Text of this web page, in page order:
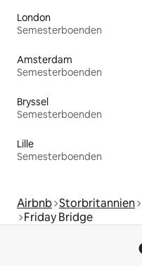
London
Semesterboenden
Amsterdam
Semesterboenden
Bryssel
Semesterboenden
Lille
Semesterboenden
Airbnb Storbritannien
Friday Bridge